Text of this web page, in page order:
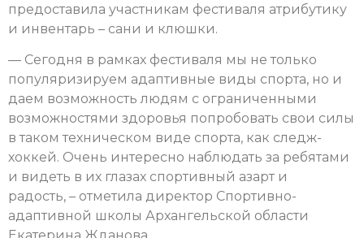
предоставила участникам фестиваля атрибутику
и инвентарь – сани и клюшки.
— Сегодня в рамках фестиваля мы не только
популяризируем адаптивные виды спорта, но и
даем возможность людям с ограниченными
возможностями здоровья попробовать свои силы
в таком техническом виде спорта, как следж-
хоккей. Очень интересно наблюдать за ребятами
и видеть в их глазах спортивный азарт и
радость, – отметила директор Спортивно-
адаптивной школы Архангельской области